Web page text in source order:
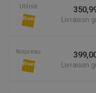
Utilisé
Livraison
Nouveau
Livraison